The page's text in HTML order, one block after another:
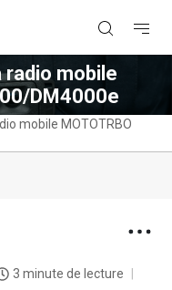
radio mobile
DM4000e
mobile MOTOTRBO
3 minute de lecture